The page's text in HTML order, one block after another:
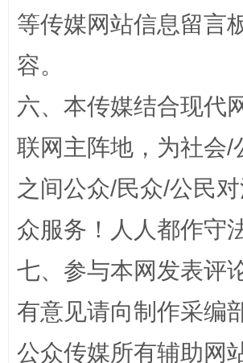
招工难、用工荒背后
网上购药对药下症？
等传媒网站信息留言
容。
六、本传媒结合现代
联网主阵地，为社会
之间公众/民众/公民
众服务！人人都作守
七、参与本网发表评
有意见请向制作采编
公众传媒所有辅助网